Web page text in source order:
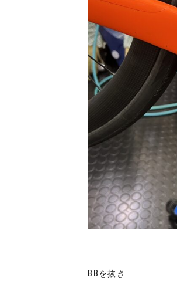
BBを抜き